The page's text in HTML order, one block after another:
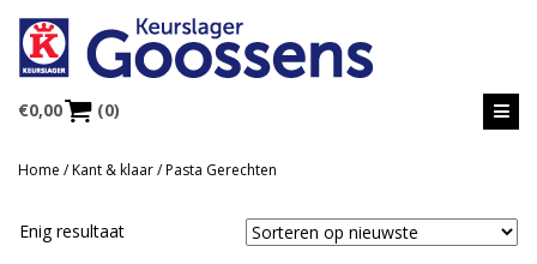
€0,00 (0)
Home /Kant & klaar/ Pasta Gerechten
Enig resultaat